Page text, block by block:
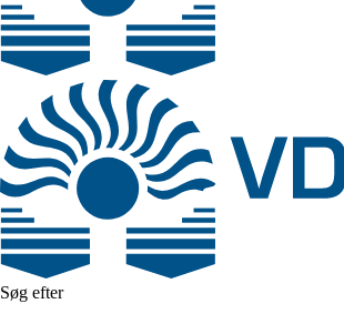
Søg efter